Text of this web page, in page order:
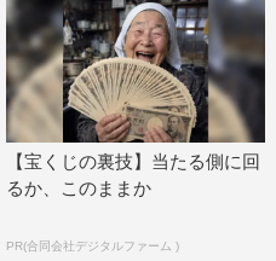
風間俊介
【宝くじの裏技】当たる側に回
るか、このままか
PR(合同会社デジタルファーム )